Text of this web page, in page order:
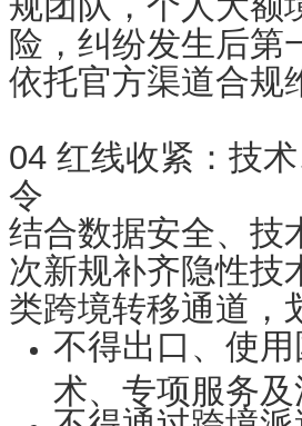
险，纠纷发生后第
依托官方渠道合规
04 红线收紧：技
令
结合数据安全、技
次新规补齐隐性技
类跨境转移通道，
不得出口、使
术、专项服务